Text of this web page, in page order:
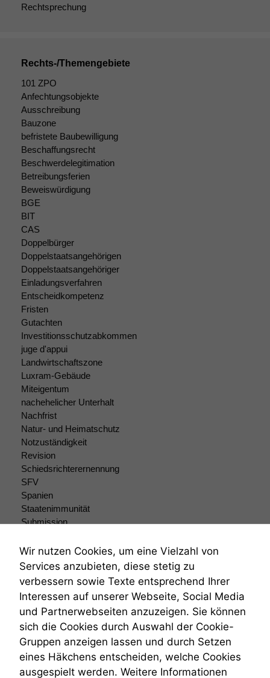
Rechtsprechung
Rechts-/Themengebiete
101 ZPO
Anfechtungsobjekte
Ausschreibung
Bauzone
befristete Baubewilligung
Beschaffungsrecht
Beschwerdelegitimation
Betreibungsferien
Beweiswürdigung
BGE
BIT
CAS
Doppelbürger
Doppelstaatsangehörigen
Doppelstaatsangehöriger
Einladungsverfahren
Entscheidkompetenz
Fristen
Gutachten
Investitionsschutzabkommen
juge d'appui
Landwirtschaftszone
Luxram-Gebäude
Miteigentum
nachehelicher Unterhalt
Nachfrist
Natur- und Heimatschutz
Notzuständigkeit
Revision
Schiedsrichterernennung
SFV
Spanien
Staatenimmunität
Submission
Teilungsklage
Venezuela
VRK
Wiederherstellungsanordnung
Zivilprozessordnung
ZPO
Zustellfiktion
Zuständigkeit
Öffentliches Personalrecht
Öffentlichkeitsprinzip
Wir nutzen Cookies, um eine Vielzahl von
Services anzubieten, diese stetig zu
verbessern sowie Texte entsprechend Ihrer
Interessen auf unserer Webseite, Social Media
und Partnerwebseiten anzuzeigen. Sie können
sich die Cookies durch Auswahl der Cookie-
Gruppen anzeigen lassen und durch Setzen
eines Häkchens entscheiden, welche Cookies
ausgespielt werden. Weitere Informationen
Marketing
Wir speichern
anonyme Daten ab,
um interne
marketingtechnische
Auswertungen
durchführen zu
können. Diese helfen
uns, unsere Website